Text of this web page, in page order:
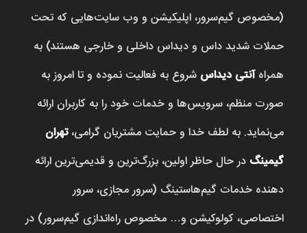
(مخصوص گیم‌سرور، اپلیکیشن و وب سایت‌هایی که تحت
حملات شدید داس و دیداس داخلی و خارجی هستند) به
همراهآنتی دیداس شروع به فعالیت نموده و تا امروز به
صورت منظم، سرویس‌ها و خدمات خود را به کاربران ارائه
می‌نماید. به لطف خدا و حمایت مشتریان گرامی،تهران
گیمینگ در حال حاظر اولین، بزرگ‌ترین و قدیمی‌ترین ارائه
دهنده خدمات گیم‌هاستینگ (سرور مجازی، سرور
اختصاصی، کولوکیشن و… مخصوص راه‌اندازی گیم‌سرور) در